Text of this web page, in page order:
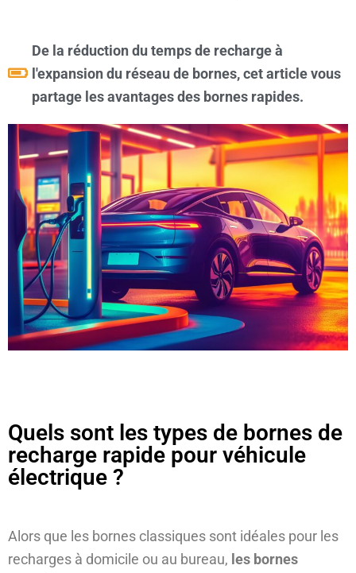
De la réduction du temps de recharge à
l'expansion du réseau de bornes, cet article vous
partage les avantages des bornes rapides.
Quels sont les types de bornes de
recharge rapide pour véhicule
électrique ?
Alors que les bornes classiques sont idéales pour les
recharges à domicile ou au bureau, les bornes